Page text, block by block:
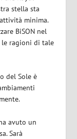
stella sta
minima.
BiSON nel
le ragioni di tale
del Sole è
avuto un
Sarà